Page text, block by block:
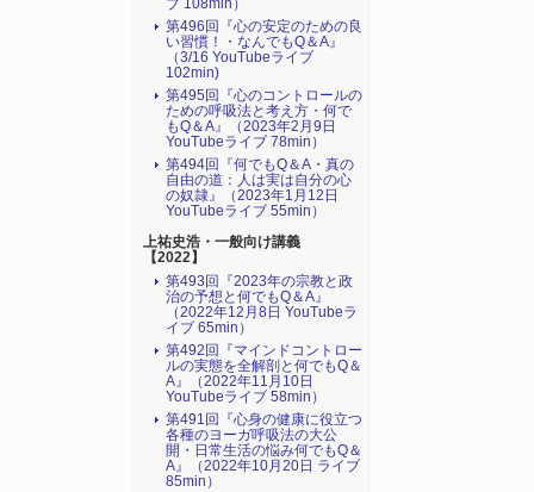
ブ 108min）
第496回『心の安定のための良
い習慣！・なんでもQ＆A』
（3/16 YouTubeライブ
102min)
第495回『心のコントロールの
ための呼吸法と考え方・何で
もQ＆A』（2023年2月9日
YouTubeライブ 78min）
第494回『何でもQ＆A・真の
自由の道：人は実は自分の心
の奴隷』（2023年1月12日
YouTubeライブ 55min）
上祐史浩・一般向け講義
【2022】
第493回『2023年の宗教と政
治の予想と何でもQ＆A』
（2022年12月8日 YouTubeラ
イブ 65min）
第492回『マインドコントロー
ルの実態を全解剖と何でもQ＆
A』（2022年11月10日
YouTubeライブ 58min）
第491回『心身の健康に役立つ
各種のヨーガ呼吸法の大公
開・日常生活の悩み何でもQ＆
A』（2022年10月20日 ライブ
85min）